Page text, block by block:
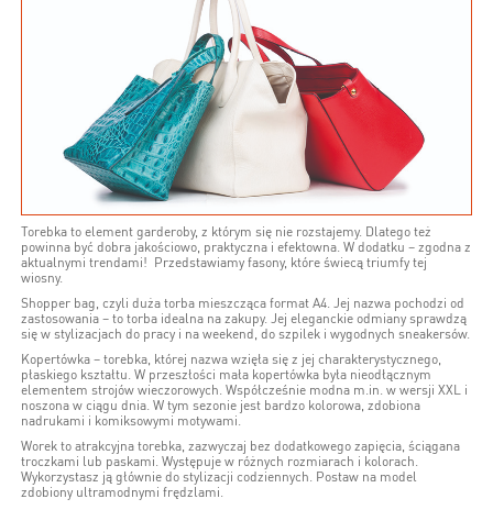
Torebka to element garderoby, z którym się nie rozstajemy. Dlatego też
powinna być dobra jakościowo, praktyczna i efektowna. W dodatku – zgodna z
aktualnymi trendami! Przedstawiamy fasony, które świecą triumfy tej
wiosny.
Shopper bag, czyli duża torba mieszcząca format A4. Jej nazwa pochodzi od
zastosowania – to torba idealna na zakupy. Jej eleganckie odmiany sprawdzą
się w stylizacjach do pracy i na weekend, do szpilek i wygodnych sneakersów.
Kopertówka – torebka, której nazwa wzięła się z jej charakterystycznego,
płaskiego kształtu. W przeszłości mała kopertówka była nieodłącznym
elementem strojów wieczorowych. Współcześnie modna m.in. w wersji XXL i
noszona w ciągu dnia. W tym sezonie jest bardzo kolorowa, zdobiona
nadrukami i komiksowymi motywami.
Worek to atrakcyjna torebka, zazwyczaj bez dodatkowego zapięcia, ściągana
troczkami lub paskami. Występuje w różnych rozmiarach i kolorach.
Wykorzystasz ją głównie do stylizacji codziennych. Postaw na model
zdobiony ultramodnymi frędzlami.